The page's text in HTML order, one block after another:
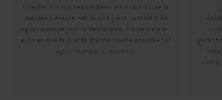
Gracias al tubo rebosadero, en el fondo de la
maceta siempre habrá una justa cantidad de
agua, aunque nunca demasiada. La ventaja en
esto es que la planta misma puede absorber el
agua cuando la necesita.